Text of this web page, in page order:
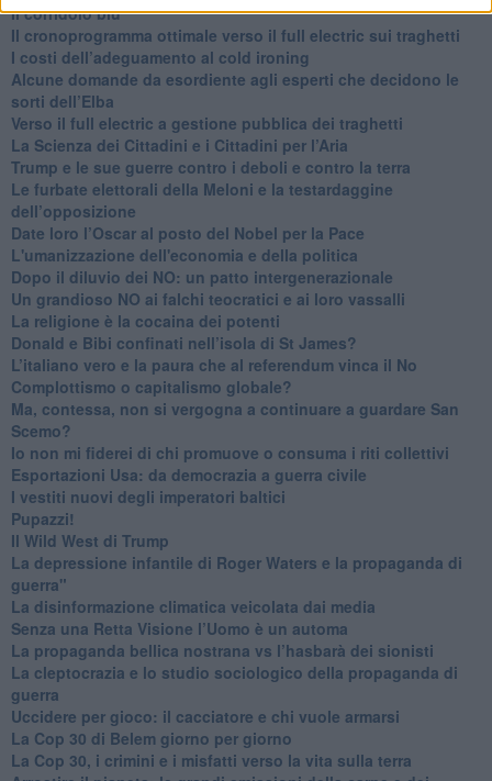
Il corridoio blu
​Il cronoprogramma ottimale verso il full electric sui traghetti
​I costi dell’adeguamento al cold ironing
Alcune domande da esordiente agli esperti che decidono le
sorti dell’Elba
Verso il full electric a gestione pubblica dei traghetti​
​La Scienza dei Cittadini e i Cittadini per l’Aria
Trump e le sue guerre contro i deboli e contro la terra
​Le furbate elettorali della Meloni e la testardaggine
dell’opposizione
​Date loro l’Oscar al posto del Nobel per la Pace
L'umanizzazione dell'economia e della politica
​Dopo il diluvio dei NO: un patto intergenerazionale
​Un grandioso NO ai falchi teocratici e ai loro vassalli
La religione è la cocaina dei potenti
Donald e Bibi confinati nell’isola di St James?
L’italiano vero e la paura che al referendum vinca il No
​Complottismo o capitalismo globale?
​Ma, contessa, non si vergogna a continuare a guardare San
Scemo?
​Io non mi fiderei di chi promuove o consuma i riti collettivi
Esportazioni Usa: da democrazia a guerra civile
​I vestiti nuovi degli imperatori baltici
​Pupazzi!
​Il Wild West di Trump
​La depressione infantile di Roger Waters e la propaganda di
guerra"
​La disinformazione climatica veicolata dai media
Senza una Retta Visione l’Uomo è un automa
​La propaganda bellica nostrana vs l’hasbarà dei sionisti
​La cleptocrazia e lo studio sociologico della propaganda di
guerra
​Uccidere per gioco: il cacciatore e chi vuole armarsi
​La Cop 30 di Belem giorno per giorno
La Cop 30, i crimini e i misfatti verso la vita sulla terra